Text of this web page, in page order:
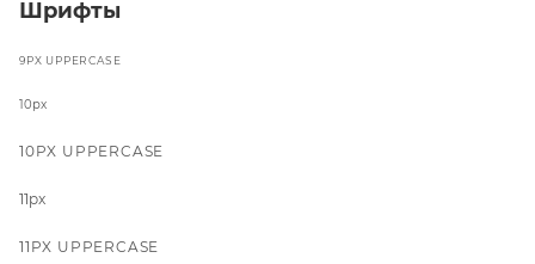
Шрифты
9PX UPPERCASE
10px
10PX UPPERCASE
11px
11PX UPPERCASE